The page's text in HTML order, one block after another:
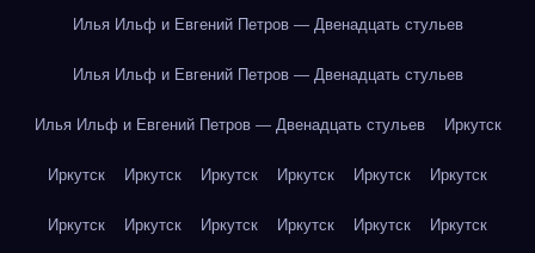
Илья Ильф и Евгений Петров — Двенадцать стульев
Илья Ильф и Евгений Петров — Двенадцать стульев
Илья Ильф и Евгений Петров — Двенадцать стульев Иркутск
Иркутск Иркутск Иркутск Иркутск Иркутск Иркутск
Иркутск Иркутск Иркутск Иркутск Иркутск Иркутск